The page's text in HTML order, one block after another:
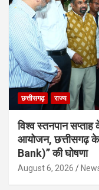
छत्तीसगढ़ राज्य
विश्व स्तनपान
आयोजन, छत्तीसगढ़
Bank)” की घोषणा
August 6, 2026